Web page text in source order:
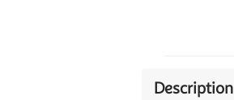
Description